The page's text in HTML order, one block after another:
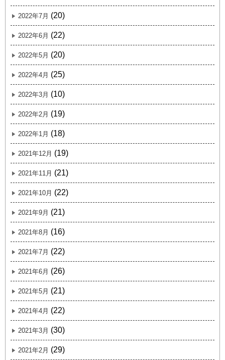
2022年7月 (20)
2022年6月 (22)
2022年5月 (20)
2022年4月 (25)
2022年3月 (10)
2022年2月 (19)
2022年1月 (18)
2021年12月 (19)
2021年11月 (21)
2021年10月 (22)
2021年9月 (21)
2021年8月 (16)
2021年7月 (22)
2021年6月 (26)
2021年5月 (21)
2021年4月 (22)
2021年3月 (30)
2021年2月 (29)